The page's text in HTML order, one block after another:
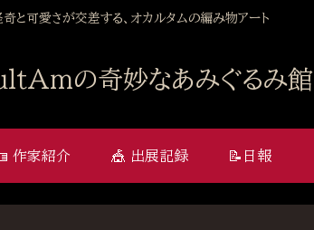
奇と可愛さが交差する、オカルタムの編み物アート
の奇妙なあみぐるみ館
作家紹介 🎪 出展記録 📝日報